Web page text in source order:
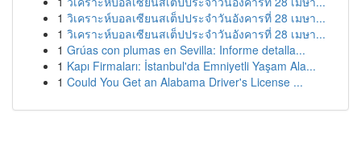
1 วิเคราะห์บอลเซียนสเต็ปประจำวันอังคารที่ 28 เมษา...
1 วิเคราะห์บอลเซียนสเต็ปประจำวันอังคารที่ 28 เมษา...
1 Grúas con plumas en Sevilla: Informe detalla...
1 Kapı Firmaları: İstanbul'da Emniyetli Yaşam Ala...
1 Could You Get an Alabama Driver's License ...